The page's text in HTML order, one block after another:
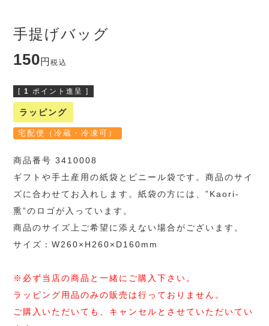
手提げバッグ
150 税込
[ 1 ポイント進呈 ]
ラッピング
宅配便（冷蔵・冷凍可）
商品番号 3410008
ギフトや手土産用の紙袋とビニール袋です。商品のサイ
ズに合わせてお入れします。紙袋の方には、”Kaori-
熏”のロゴが入っています。
商品のサイズ上ご希望に添えない場合がございます。
サイズ：W260×H260×D160mm
※必ず当店の商品と一緒にご購入下さい。
ラッピング用品のみの販売は行っておりません。
ご購入いただいても、キャンセルとさせていただいてい